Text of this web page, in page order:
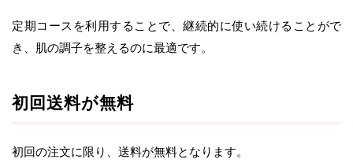
定期コースを利用することで、継続的に使い続けることがで
き、肌の調子を整えるのに最適です。
初回送料が無料
初回の注文に限り、送料が無料となります。